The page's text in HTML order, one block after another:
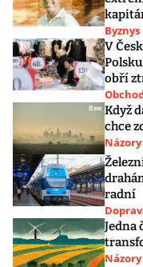
Byznys
V
obří
Když
chce
radní
Jedna